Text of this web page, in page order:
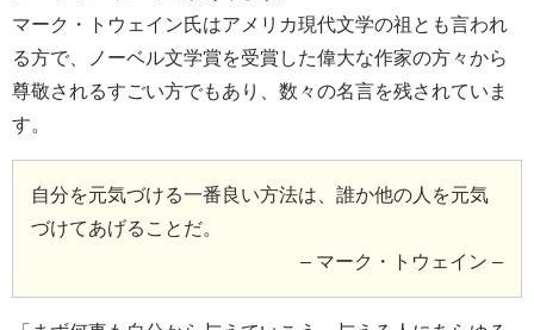
マーク・トウェイン氏はアメリカ現代文学の祖とも言われ
る方で、ノーベル文学賞を受賞した偉大な作家の方々から
尊敬されるすごい方でもあり、数々の名言を残されていま
す。
自分を元気づける一番良い方法は、誰か他の人を元気
づけてあげることだ。
– マーク・トウェイン –